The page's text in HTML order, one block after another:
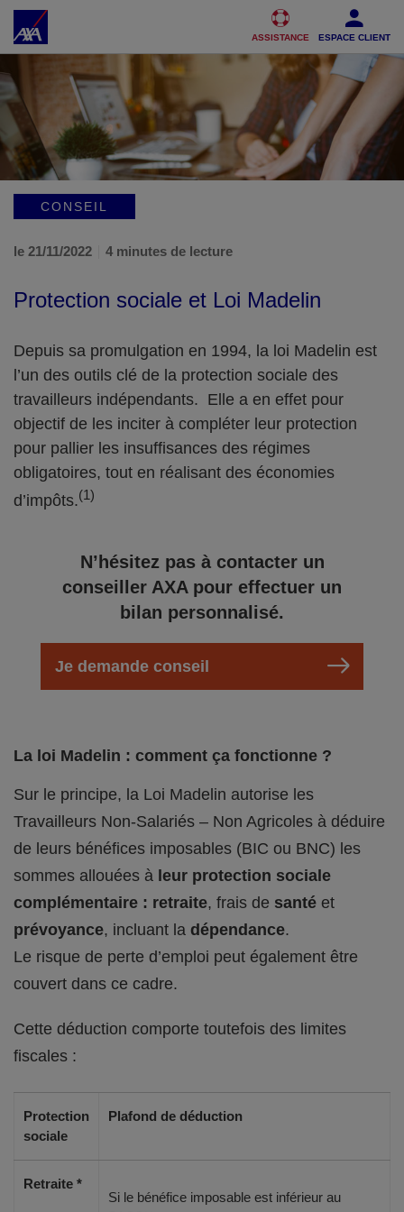
Accéder au Contenu Accéder au Pied de page
ASSISTANCE ESPACE CLIENT
CONSEIL
le 21/11/2022 4 minutes de lecture
Protection sociale et Loi Madelin
Depuis sa promulgation en 1994, la loi Madelin est
l’un des outils clé de la protection sociale des
travailleurs indépendants. Elle a en effet pour
objectif de les inciter à compléter leur protection
pour pallier les insuffisances des régimes
obligatoires, tout en réalisant des économies
d’impôts.(1)
N’hésitez pas à contacter un
conseiller AXA pour effectuer un
bilan personnalisé.
Je demande conseil
La loi Madelin : comment ça fonctionne ?
Sur le principe, la Loi Madelin autorise les
Travailleurs Non-Salariés – Non Agricoles à déduire
de leurs bénéfices imposables (BIC ou BNC) les
sommes allouées à leur protection sociale
complémentaire : retraite, frais de santé et
prévoyance, incluant la dépendance.
Le risque de perte d’emploi peut également être
couvert dans ce cadre.
Cette déduction comporte toutefois des limites
fiscales :
Protection
sociale
Plafond de déduction
Retraite *
Si le bénéfice imposable est inférieur au